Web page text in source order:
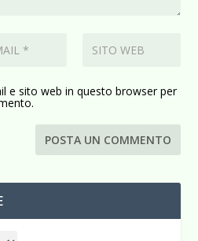
e sito web in questo browser per